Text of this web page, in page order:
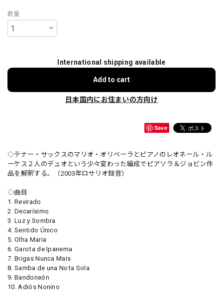
数量
International shipping available
Add to cart
日本国内にお住まいの方向け
Save
◇テナー・サックスのマリオ・オリベーラとピアノのレオネール・ル
ーケス２人のデュオという少々変わった編成でピアソラ＆ジョビン作
品を解釈する。（2003年ロサリオ録音）
◇曲目
1. Revirado
2. Decarísimo
3. Luz y Sombra
4. Sentido Único
5. Olha Maria
6. Garota de Ipanema
7. Brigas Nunca Mais
8. Samba de una Nota Sola
9. Bandoneón
10. Adiós Nonino